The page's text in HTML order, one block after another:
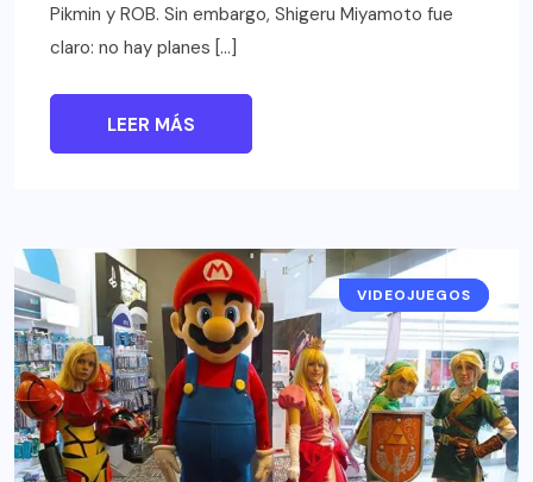
Pikmin y ROB. Sin embargo, Shigeru Miyamoto fue
claro: no hay planes […]
LEER MÁS
EVENTOS
VIDEOJUEGOS